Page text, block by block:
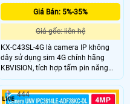
Giá Bán: 5%-35%
Giá gốc: liên hệ
KX-C43SL-4G là camera IP không
dây sử dụng sim 4G chính hãng
KBVISION, tích hợp tấm pin năng
lượng mặt trời tiện lợi. Camera có
độ phân giải 4MP, hỗ trợ đàm thoại
2 chiều với mic và loa tích hợp, cho
444